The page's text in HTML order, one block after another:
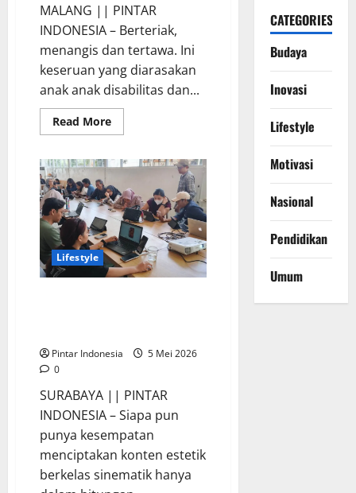
MALANG || PINTAR
INDONESIA – Berteriak,
menangis dan tertawa. Ini
keseruan yang diarasakan
anak anak disabilitas dan...
Read MoreRead
more
Anak
Ikut
Khitan
Gratis,
Ini
Keseruannya
Lifestyle
Pintar Indonesia
5 Mei 2026
0
SURABAYA || PINTAR
INDONESIA – Siapa pun
punya kesempatan
menciptakan konten estetik
berkelas sinematik hanya
CATEGORIES
Budaya
Inovasi
Lifestyle
Motivasi
Nasional
Pendidikan
Umum